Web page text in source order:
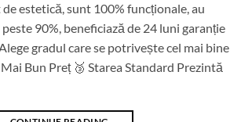
estetică, sunt 100% funcționale, au
90%, beneficiază de 24 luni garanție
gradul care se potrivește cel mai bine
Bun Preț 🥉 Starea Standard Prezintă